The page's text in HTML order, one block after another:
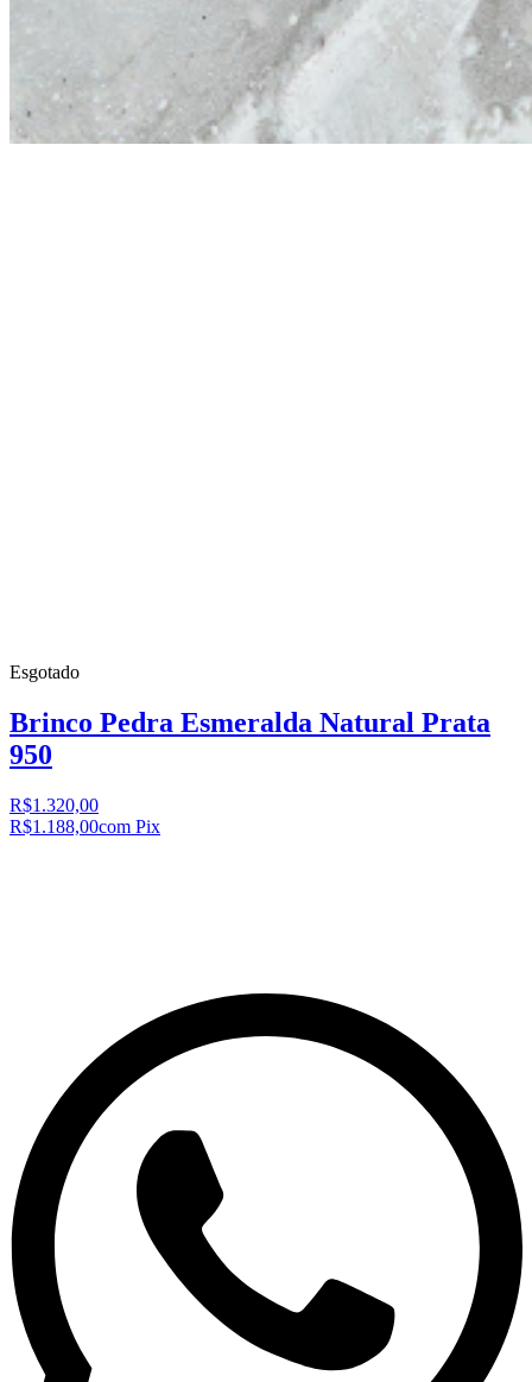
Esgotado
Brinco Pedra Esmeralda Natural Prata
950
R$1.320,00
R$1.188,00com Pix